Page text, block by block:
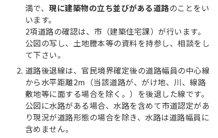
満で、現に建築物の立ち並びがある道路のことをい
います。
2項道路の確認は、市（建築住宅課）が行います。
公図の写し、土地謄本等の資料を持参し、相談をし
て下さい。
道路後退線は、官民境界確定後の道路幅員の中心線
から水平距離2m（当該道路が、がけ地、川、線路
敷地等に面する場合を除く。）を後退した線です。
公図に水路がある場合、水路を含めて市道認定があ
り現況が道路形態の場合を除き、水路は道路幅員に
含めません。